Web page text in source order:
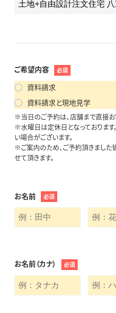
ご希望内容 必須
資料請求
資料請求と現地見学
※当日のご予約は、店舗まで直接
※水曜日は定休日となっておりま
い場合がございます。
※ご案内のため、ご予約頂きまし
せて頂きます。
お名前 必須
お名前（カナ） 必須